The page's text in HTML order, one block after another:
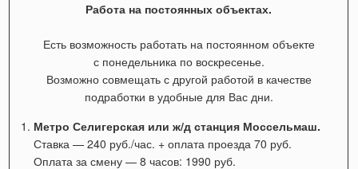
Работа на постоянных объектах.
Есть возможность работать на постоянном объекте
с понедельника по воскресенье.
Возможно совмещать с другой работой в качестве
подработки в удобные для Вас дни.
Метро Селигерская или ж/д станция Моссельмаш.
Ставка — 240 руб./час. + оплата проезда 70 руб.
Оплата за смену — 8 часов: 1990 руб.